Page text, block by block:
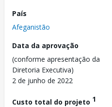
País
Afeganistão
Data da aprovação
(conforme apresentação da
Diretoria Executiva)
2 de junho de 2022
Custo total do projeto 1